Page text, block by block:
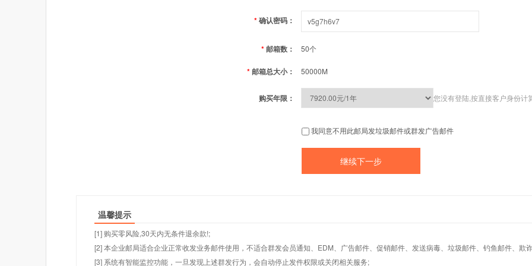
*确认密码：
*邮箱数： 50个
*邮箱总大小： 50000M
购买年限： 您没有登陆,按直接客户身份计
我同意不用此邮局发垃圾邮件或群发广告邮件
温馨提示
[1] 购买零风险,30天内无条件退余款!;
[2] 本企业邮局适合企业正常收发业务邮件使用，不适合群发会员通知、EDM、广告邮件、促销邮件、发送病毒、垃圾邮件、钓鱼邮件、欺
[3] 系统有智能监控功能，一旦发现上述群发行为，会自动停止发件权限或关闭相关服务;